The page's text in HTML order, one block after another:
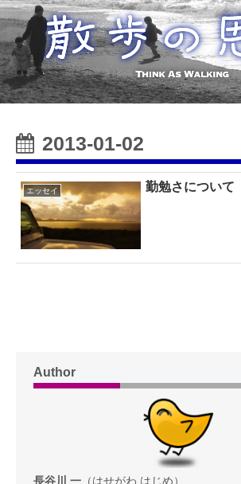
2013-01-02
エッセイ 勤勉さについて
Author
長谷川 一 （はせがわ はじめ）